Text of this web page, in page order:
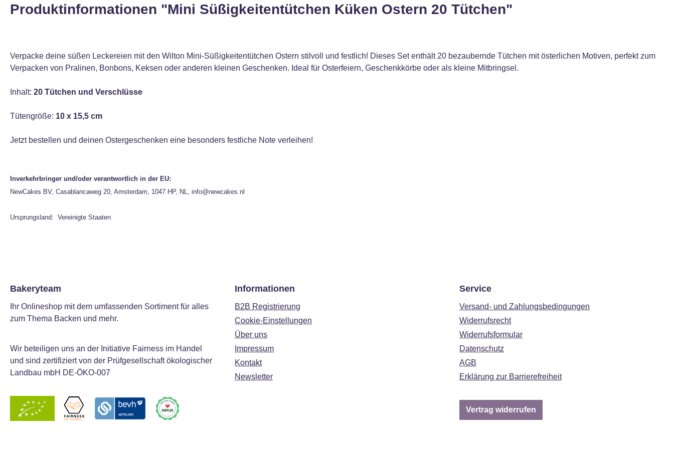
Produktinformationen "Mini Süßigkeitentütchen Küken Ostern 20 Tütchen"
Verpacke deine süßen Leckereien mit den Wilton Mini-Süßigkeitentütchen Ostern stilvoll und festlich! Dieses Set enthält 20 bezaubernde Tütchen mit österlichen Motiven, perfekt zum
Verpacken von Pralinen, Bonbons, Keksen oder anderen kleinen Geschenken. Ideal für Osterfeiern, Geschenkkörbe oder als kleine Mitbringsel.
Inhalt: 20 Tütchen und Verschlüsse
Tütengröße: 10 x 15,5 cm
Jetzt bestellen und deinen Ostergeschenken eine besonders festliche Note verleihen!
Inverkehrbringer und/oder verantwortlich in der EU:
NewCakes BV, Casablancaweg 20, Amsterdam, 1047 HP, NL, info@newcakes.nl
Ursprungsland: Vereinigte Staaten
Bakeryteam
Ihr Onlineshop mit dem umfassenden Sortiment für alles
zum Thema Backen und mehr.
Wir beteiligen uns an der Initiative Fairness im Handel
und sind zertifiziert von der Prüfgesellschaft ökologischer
Landbau mbH DE-ÖKO-007
Informationen
B2B Registrierung
Cookie-Einstellungen
Über uns
Impressum
Kontakt
Newsletter
Service
Versand- und Zahlungsbedingungen
Widerrufsrecht
Widerrufsformular
Datenschutz
AGB
Erklärung zur Barrierefreiheit
Vertrag widerrufen